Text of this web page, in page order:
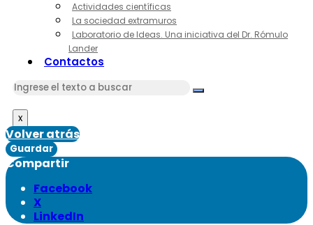
Actividades científicas
La sociedad extramuros
Laboratorio de Ideas. Una iniciativa del Dr. Rómulo
Lander
Contactos
x
Volver atrás
Guardar
Compartir
Facebook
X
LinkedIn